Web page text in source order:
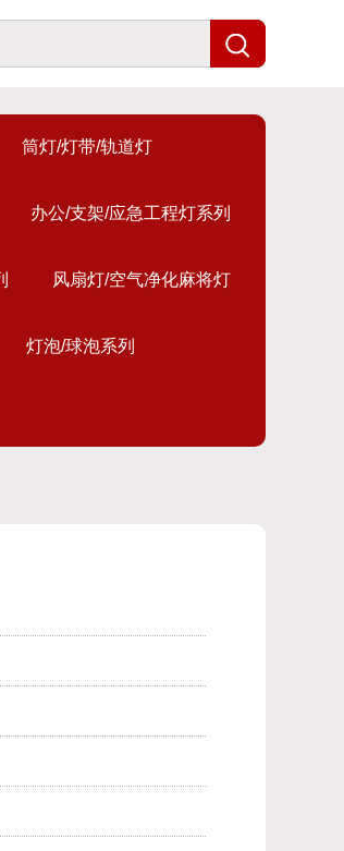
筒灯/灯带/轨道灯
办公/支架/应急工程灯系列
风扇灯/空气净化麻将灯
灯泡/球泡系列